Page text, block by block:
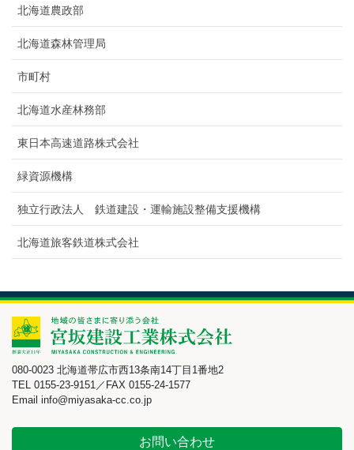
北海道農政部
北海道森林管理局
市町村
北海道水産林務部
東日本高速道路株式会社
緑資源機構
独立行政法人 鉄道建設・運輸施設整備支援機構
北海道旅客鉄道株式会社
080-0023 北海道帯広市西13条南14丁目1番地2
TEL 0155-23-9151／FAX 0155-24-1577
Email info@miyasaka-cc.co.jp
お問い合わせ